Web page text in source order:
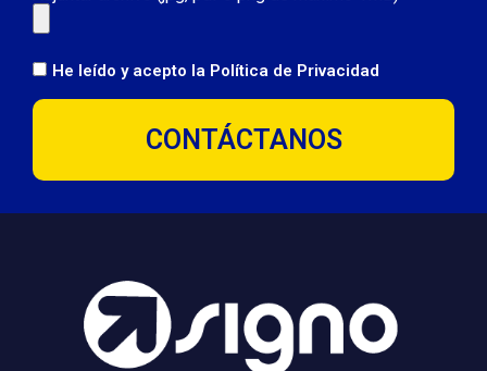
He leído y acepto la Política de Privacidad
CONTÁCTANOS